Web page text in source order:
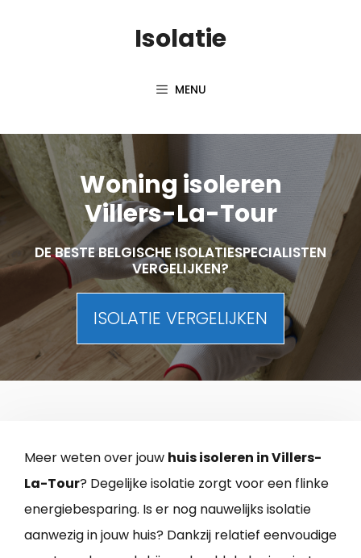
Isolatie
MENU
Woning isoleren
Villers-La-Tour
DE BESTE BELGISCHE ISOLATIESPECIALISTEN
VERGELIJKEN?
ISOLATIE VERGELIJKEN
Meer weten over jouw huis isoleren in Villers-
La-Tour? Degelijke isolatie zorgt voor een flinke
energiebesparing. Is er nog nauwelijks isolatie
aanwezig in jouw huis? Dankzij relatief eenvoudige